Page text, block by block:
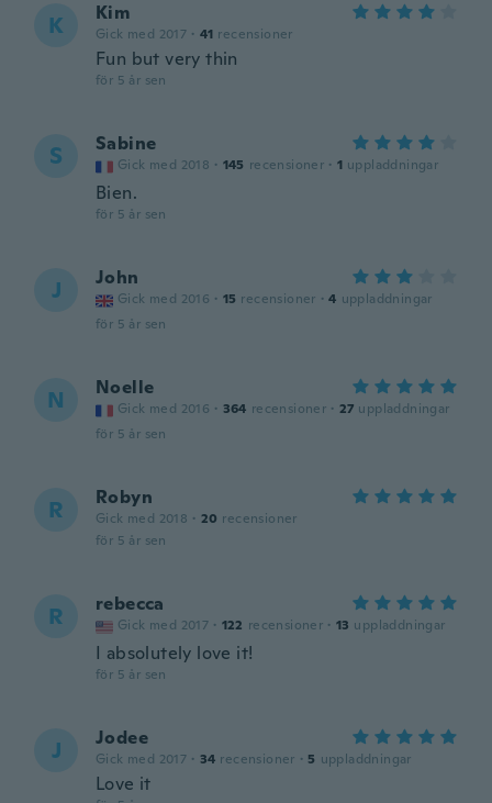
K Kim
Gick med 2017 · 41 recensioner
Fun but very thin
för 5 år sen
S Sabine
Gick med 2018 · 145 recensioner · 1 uppladdningar
Bien.
för 5 år sen
J John
Gick med 2016 · 15 recensioner · 4 uppladdningar
för 5 år sen
N Noelle
Gick med 2016 · 364 recensioner · 27 uppladdningar
för 5 år sen
R Robyn
Gick med 2018 · 20 recensioner
för 5 år sen
R rebecca
Gick med 2017 · 122 recensioner · 13 uppladdningar
I absolutely love it!
för 5 år sen
J Jodee
Gick med 2017 · 34 recensioner · 5 uppladdningar
Love it